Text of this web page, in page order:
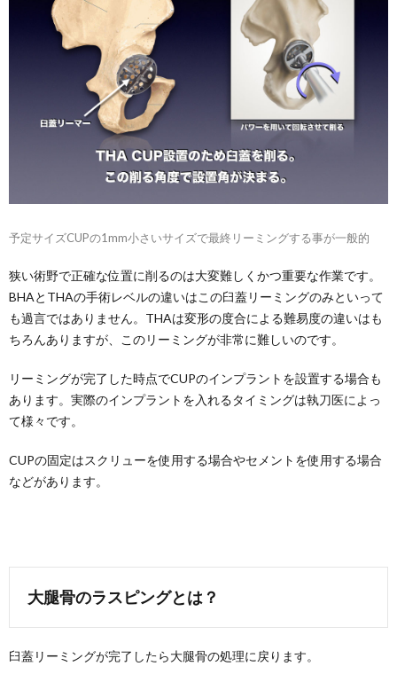
予定サイズCUPの1mm小さいサイズで最終リーミングする事が一般的
狭い術野で正確な位置に削るのは大変難しくかつ重要な作業です。
BHAとTHAの手術レベルの違いはこの臼蓋リーミングのみといって
も過言ではありません。THAは変形の度合による難易度の違いはも
ちろんありますが、このリーミングが非常に難しいのです。
リーミングが完了した時点でCUPのインプラントを設置する場合も
あります。実際のインプラントを入れるタイミングは執刀医によっ
て様々です。
CUPの固定はスクリューを使用する場合やセメントを使用する場合
などがあります。
大腿骨のラスピングとは？
臼蓋リーミングが完了したら大腿骨の処理に戻ります。